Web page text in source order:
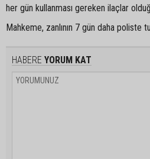
her gün kullanması gereken ilaçlar
Mahkeme, zanlının 7 gün daha poliste
HABERE YORUM KAT